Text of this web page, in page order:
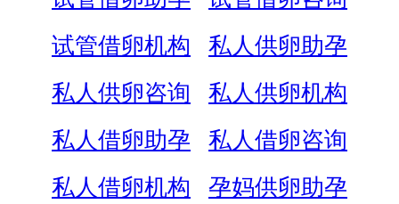
试管借卵机构
私人供卵助孕
私人供卵咨询
私人供卵机构
私人借卵助孕
私人借卵咨询
私人借卵机构
孕妈供卵助孕